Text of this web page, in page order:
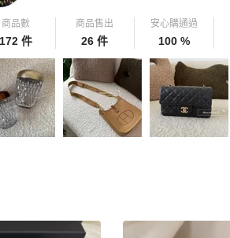
商品數
件
商品售出
26 件
安心購通過
100 %